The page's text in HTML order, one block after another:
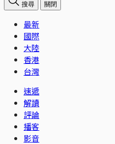
搜尋 關閉
最新
國際
大陸
香港
台灣
速遞
解讀
評論
播客
影音